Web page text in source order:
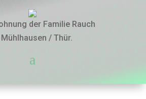
der Familie Rauch
/ Thür.
a